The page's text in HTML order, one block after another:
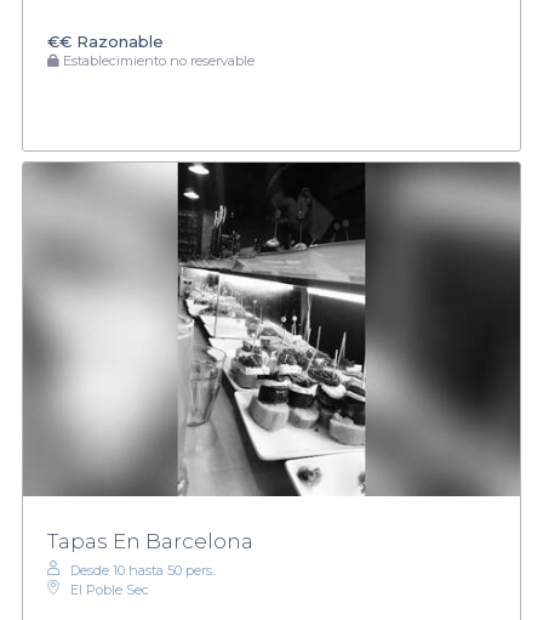
€€ Razonable
Establecimiento no reservable
Tapas En Barcelona
Desde 10 hasta 50 pers.
El Poble Sec